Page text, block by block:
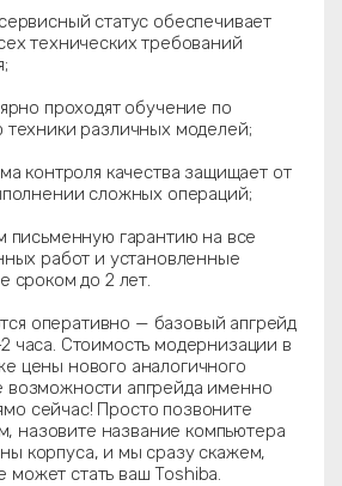
статус обеспечивает
технических требований
проходят обучение по
различных моделей;
контроля качества защищает от
сложных операций;
письменную гарантию на все
работ и установленные
сроком до 2 лет.
оперативно — базовый апгрейд
часа. Стоимость модернизации в
цены нового аналогичного
возможности апгрейда именно
сейчас! Просто позвоните
назовите название компьютера
корпуса, и мы сразу скажем,
может стать ваш Toshiba.